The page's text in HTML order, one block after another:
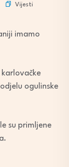
Vijesti
imamo
karlovačke
ogulinske
su primljene